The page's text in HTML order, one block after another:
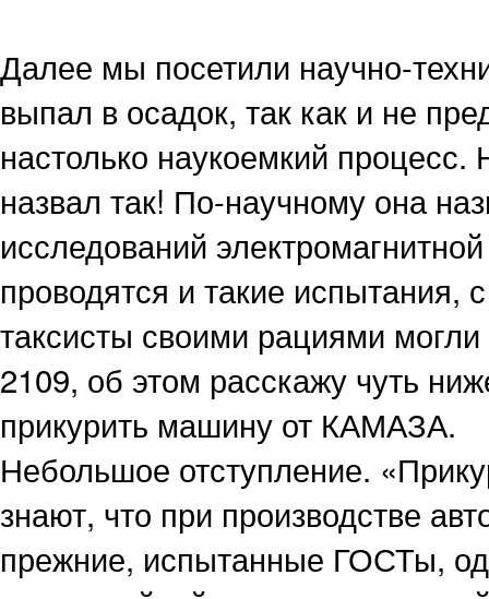
Далее мы посетили научно-
выпал в осадок, так как и не
настолько наукоемкий
назвал так! По-научному она
исследований
проводятся и такие испытания,
таксисты своими рациями
2109, об этом расскажу чуть
прикурить машину от КАМАЗА.
Небольшое отступление.
знают, что при производстве
прежние, испытанные ГОСТы,